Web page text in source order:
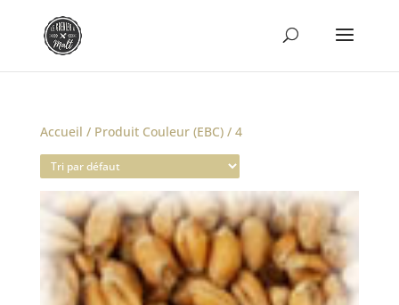
Accueil / Produit Couleur (EBC) / 4